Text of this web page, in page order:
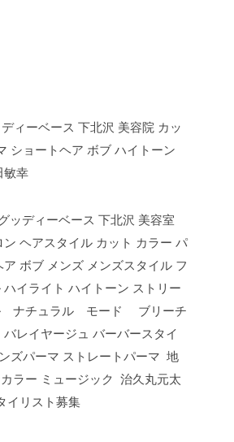
ィーベース 下北沢 美容院 カッ
ショートヘア ボブ ハイトーン
敏幸
ッディーベース 下北沢 美容室
ン ヘアスタイル カット カラー パ
ボブ メンズ メンズスタイル フ
ハイライト ハイトーン ストリー
ナチュラル モード ブリーチ
レイヤージュ バーバースタイ
ズパーマ ストレートパーマ 地
ラー ミュージック 治久丸元太
リスト募集